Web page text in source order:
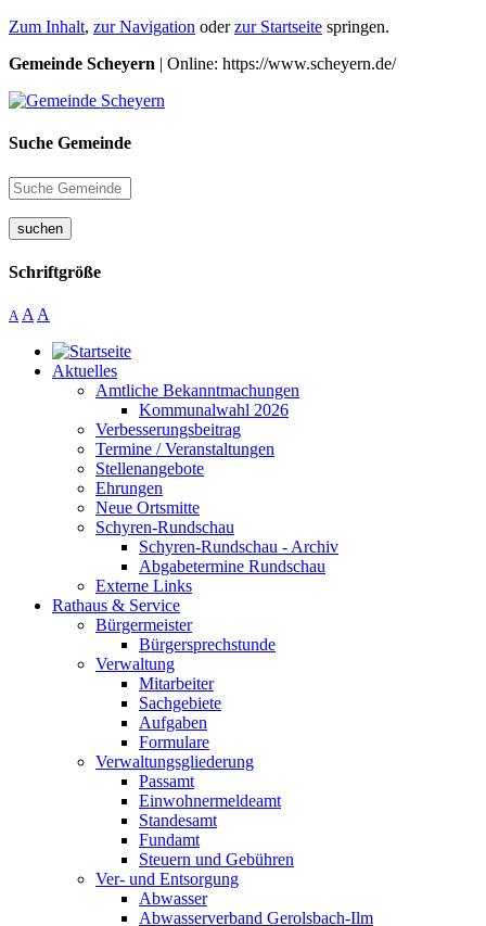
Zum Inhalt, zur Navigation oderzur Startseite springen.
Gemeinde Scheyern | Online: https://www.scheyern.de/
Suche Gemeinde
suchen
Schriftgröße
A A A
Aktuelles
Amtliche Bekanntmachungen
Kommunalwahl 2026
Verbesserungsbeitrag
Termine / Veranstaltungen
Stellenangebote
Ehrungen
Neue Ortsmitte
Schyren-Rundschau
Schyren-Rundschau - Archiv
Abgabetermine Rundschau
Externe Links
Rathaus & Service
Bürgermeister
Bürgersprechstunde
Verwaltung
Mitarbeiter
Sachgebiete
Aufgaben
Formulare
Verwaltungsgliederung
Passamt
Einwohnermeldeamt
Standesamt
Fundamt
Steuern und Gebühren
Ver- und Entsorgung
Abwasser
Abwasserverband Gerolsbach-Ilm